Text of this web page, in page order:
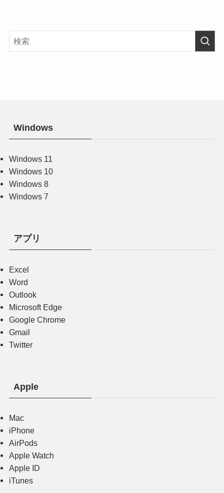
Windows
Windows 11
Windows 10
Windows 8
Windows 7
アプリ
Excel
Word
Outlook
Microsoft Edge
Google Chrome
Gmail
Twitter
Apple
Mac
iPhone
AirPods
Apple Watch
Apple ID
iTunes